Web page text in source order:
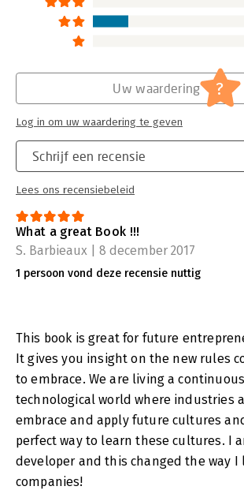
Schrijf een recensie
Lees ons recensiebeleid
Uw waardering ?
Log in om uw waardering te geven
What a great Book !!!
S. Barbieaux | 8 december 2017
1 persoon vond deze recensie nuttig
This book is great for future
It gives you insight on the new rules
to embrace. We are living a
technological world where industries
embrace and apply future cultures
perfect way to learn these cultures. I
developer and this changed the way I
companies!